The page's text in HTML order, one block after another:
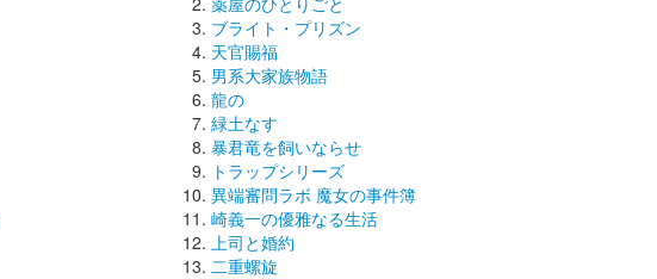
ブライト・プリズン
天官賜福
男系大家族物語
龍の
緑土なす
暴君竜を飼いならせ
トラップシリーズ
異端審問ラボ 魔女の事件簿
崎義一の優雅なる生活
上司と婚約
二重螺旋